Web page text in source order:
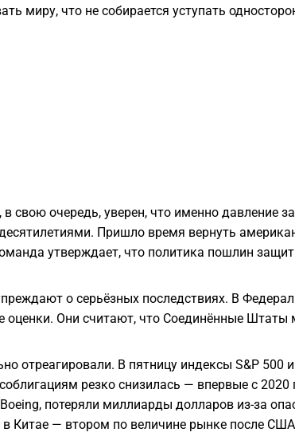
миру, что не собирается уступать
свою очередь, уверен, что именно давление
Пришло время вернуть
утверждает, что политика пошлин
о серьёзных последствиях. В
оценки. Они считают, что Соединённые Штаты
отреагировали. В пятницу индексы S&P 500
резко снизилась — впервые с
потеряли миллиарды долларов из-за
в Китае — втором по величине рынке после